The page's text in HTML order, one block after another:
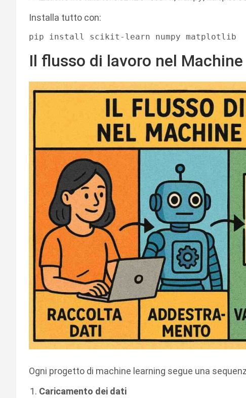
Installa tutto con:
Il flusso di lavoro nel
Ogni progetto di machine learning segue una
Caricamento dei dati